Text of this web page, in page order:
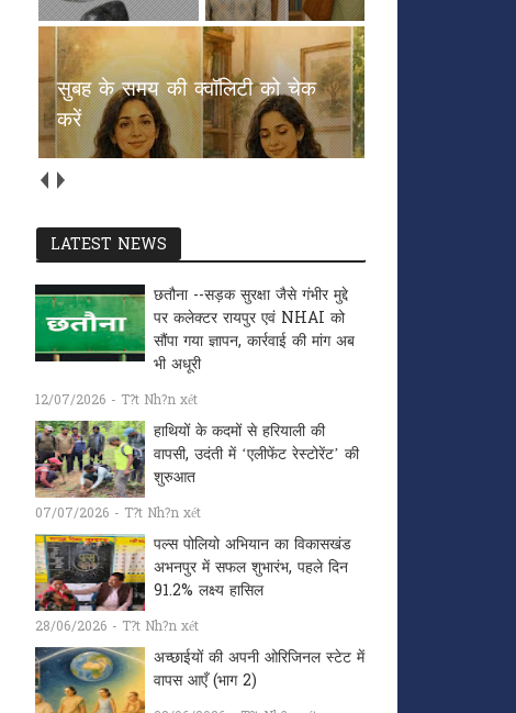
सुबह के समय की क्वॉलिटी को चेक
करें
LATEST NEWS
छतौना --सड़क सुरक्षा जैसे गंभीर मुद्दे
पर कलेक्टर रायपुर एवं NHAI को
सौंपा गया ज्ञापन, कार्रवाई की मांग अब
भी अधूरी
12/07/2026 - T?t Nh?n xét
हाथियों के कदमों से हरियाली की
वापसी, उदंती में ‘एलीफेंट रेस्टोरेंट’ की
शुरुआत
07/07/2026 - T?t Nh?n xét
पल्स पोलियो अभियान का विकासखंड
अभनपुर में सफल शुभारंभ, पहले दिन
91.2% लक्ष्य हासिल
28/06/2026 - T?t Nh?n xét
अच्छाईयों की अपनी ओरिजिनल स्टेट में
वापस आएँ (भाग 2)